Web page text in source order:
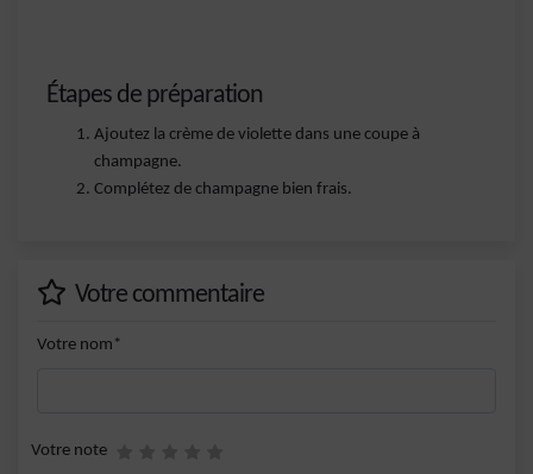
Étapes de préparation
Ajoutez la crème de violette dans une coupe à
champagne.
Complétez de champagne bien frais.
Votre commentaire
Votre nom*
Votre note